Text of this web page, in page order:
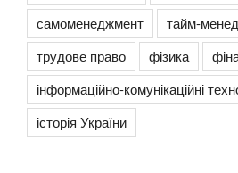
самоменеджмент
тайм-
трудове право
фізика
інформаційно-комунікаційні
історія України